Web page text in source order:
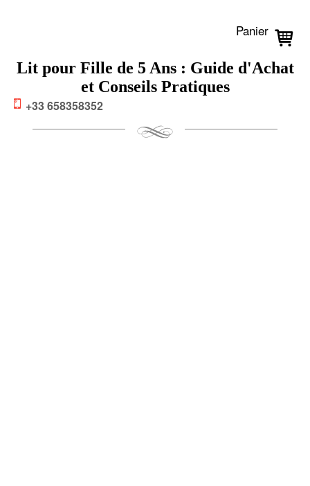
+33 658358352
Panier
Lit pour Fille de 5 Ans : Guide d'Achat
et Conseils Pratiques